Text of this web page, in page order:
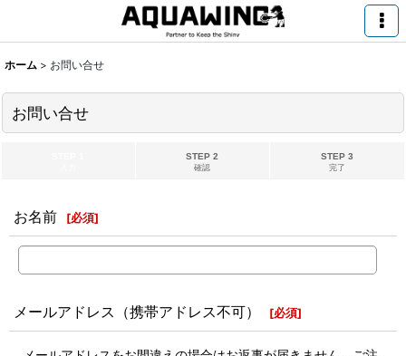
ホーム > お問い合せ
お問い合せ
STEP 2
確認
STEP 3
完了
お名前 [必須]
メールアドレス（携帯アドレス不可） [必須]